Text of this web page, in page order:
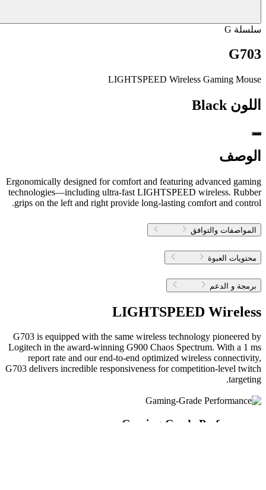
سلسلة G
G703
LIGHTSPEED Wireless Gaming Mouse
اللون Black
الوصف
Ergonomically designed for comfort and featuring advanced gaming
technologies—including ultra-fast LIGHTSPEED wireless. Rubber
grips on the left and right provide long-lasting comfort and control.
المواصفات والتوافق
محتويات العبوة
برمجة و الدعم
LIGHTSPEED Wireless
G703 is equipped with the same wireless technology pioneered by
Logitech in the award-winning G900 Chaos Spectrum. With a 1 ms
report rate and our end-to-end optimized wireless connectivity,
G703 delivers incredible responsiveness for competition-level twitch
targeting.
Gaming-Grade Performance